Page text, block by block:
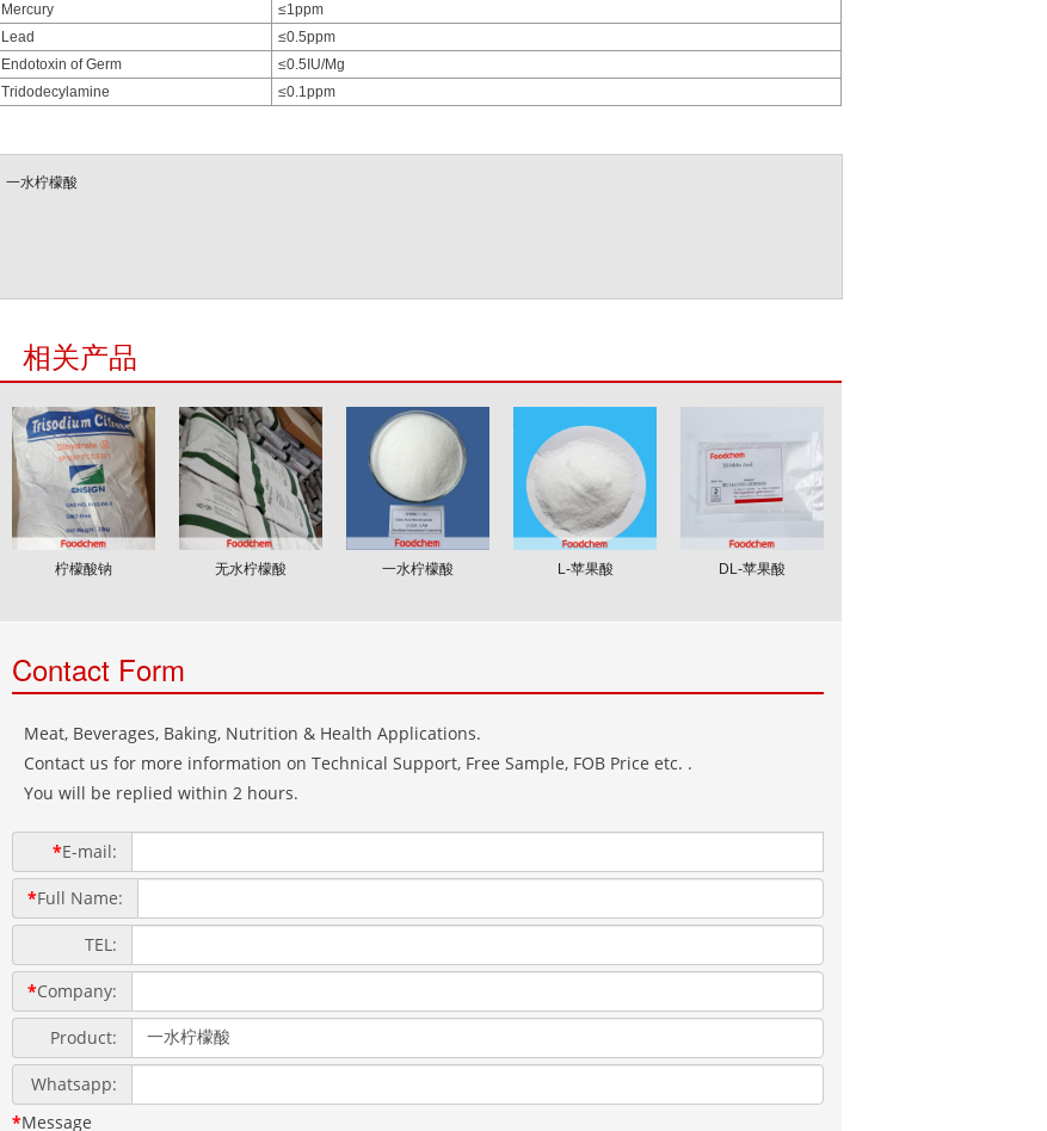
Mercury
≤1ppm
Lead
≤0.5ppm
Endotoxin of Germ
≤0.5IU/Mg
Tridodecylamine
≤0.1ppm
一水柠檬酸
相关产品
柠檬酸钠 无水柠檬酸 一水柠檬酸 L-苹果酸 DL-苹果酸